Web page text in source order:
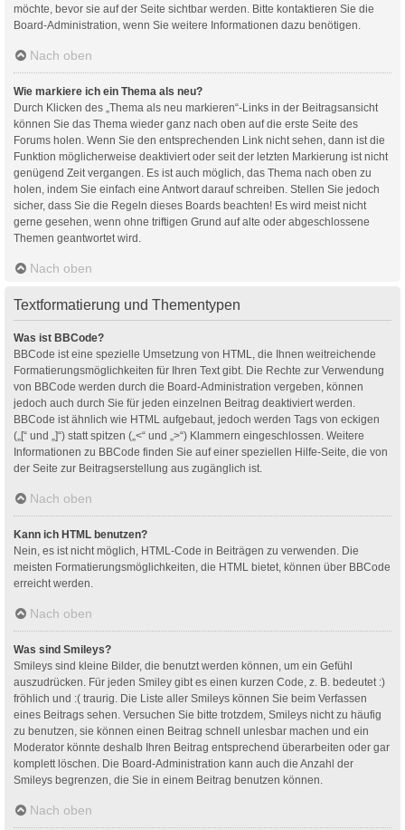
möchte, bevor sie auf der Seite sichtbar werden. Bitte kontaktieren Sie die
Board-Administration, wenn Sie weitere Informationen dazu benötigen.
Nach oben
Wie markiere ich ein Thema als neu?
Durch Klicken des „Thema als neu markieren“-Links in der Beitragsansicht
können Sie das Thema wieder ganz nach oben auf die erste Seite des
Forums holen. Wenn Sie den entsprechenden Link nicht sehen, dann ist die
Funktion möglicherweise deaktiviert oder seit der letzten Markierung ist nicht
genügend Zeit vergangen. Es ist auch möglich, das Thema nach oben zu
holen, indem Sie einfach eine Antwort darauf schreiben. Stellen Sie jedoch
sicher, dass Sie die Regeln dieses Boards beachten! Es wird meist nicht
gerne gesehen, wenn ohne triftigen Grund auf alte oder abgeschlossene
Themen geantwortet wird.
Nach oben
Textformatierung und Thementypen
Was ist BBCode?
BBCode ist eine spezielle Umsetzung von HTML, die Ihnen weitreichende
Formatierungsmöglichkeiten für Ihren Text gibt. Die Rechte zur Verwendung
von BBCode werden durch die Board-Administration vergeben, können
jedoch auch durch Sie für jeden einzelnen Beitrag deaktiviert werden.
BBCode ist ähnlich wie HTML aufgebaut, jedoch werden Tags von eckigen
(„[“ und „]“) statt spitzen („<“ und „>“) Klammern eingeschlossen. Weitere
Informationen zu BBCode finden Sie auf einer speziellen Hilfe-Seite, die von
der Seite zur Beitragserstellung aus zugänglich ist.
Nach oben
Kann ich HTML benutzen?
Nein, es ist nicht möglich, HTML-Code in Beiträgen zu verwenden. Die
meisten Formatierungsmöglichkeiten, die HTML bietet, können über BBCode
erreicht werden.
Nach oben
Was sind Smileys?
Smileys sind kleine Bilder, die benutzt werden können, um ein Gefühl
auszudrücken. Für jeden Smiley gibt es einen kurzen Code, z. B. bedeutet :)
fröhlich und :( traurig. Die Liste aller Smileys können Sie beim Verfassen
eines Beitrags sehen. Versuchen Sie bitte trotzdem, Smileys nicht zu häufig
zu benutzen, sie können einen Beitrag schnell unlesbar machen und ein
Moderator könnte deshalb Ihren Beitrag entsprechend überarbeiten oder gar
komplett löschen. Die Board-Administration kann auch die Anzahl der
Smileys begrenzen, die Sie in einem Beitrag benutzen können.
Nach oben